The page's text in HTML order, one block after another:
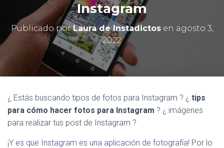
Instagram
Publicado porLaura de Instadictosen agosto 3,
2022
¿ Estás buscando tipos de fotos para Instagram ? ¿ tips
para cómo hacer fotos para Instagram ? ¿ imágenes
para realizar tus post de Instagram ?
¡Y es que Instagram es una aplicación de fotografía! Por lo